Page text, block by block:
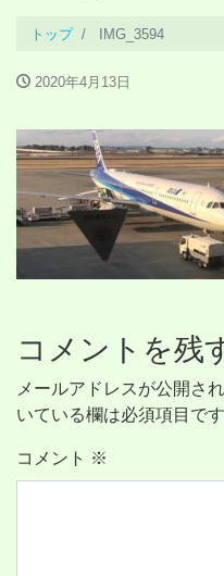
トップ IMG_3594
2020年4月13日
コメントを残
メールアドレスが公開さ
いている欄は必須項目です
コメント ※